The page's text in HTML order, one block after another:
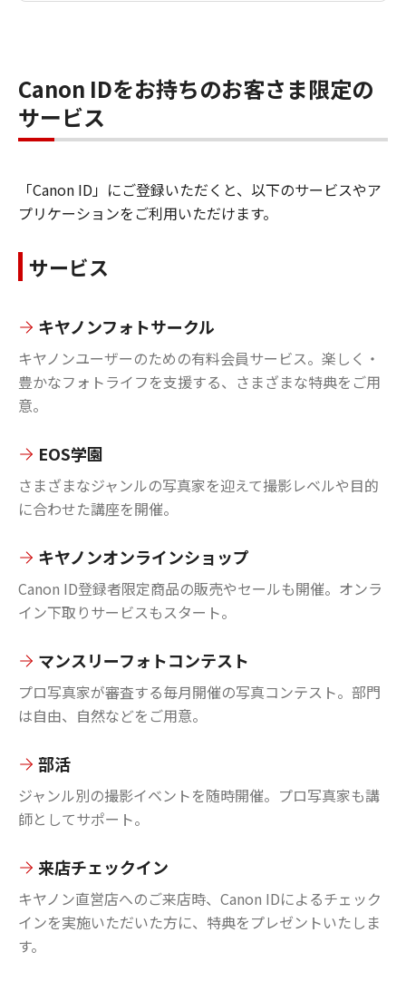
Canon IDをお持ちのお客さま限定の
サービス
「Canon ID」にご登録いただくと、以下のサービスやア
プリケーションをご利用いただけます。
サービス
キヤノンフォトサークル
キヤノンユーザーのための有料会員サービス。楽しく・
豊かなフォトライフを支援する、さまざまな特典をご用
意。
EOS学園
さまざまなジャンルの写真家を迎えて撮影レベルや目的
に合わせた講座を開催。
キヤノンオンラインショップ
Canon ID登録者限定商品の販売やセールも開催。オンラ
イン下取りサービスもスタート。
マンスリーフォトコンテスト
プロ写真家が審査する毎月開催の写真コンテスト。部門
は自由、自然などをご用意。
部活
ジャンル別の撮影イベントを随時開催。プロ写真家も講
師としてサポート。
来店チェックイン
キヤノン直営店へのご来店時、Canon IDによるチェック
インを実施いただいた方に、特典をプレゼントいたしま
す。